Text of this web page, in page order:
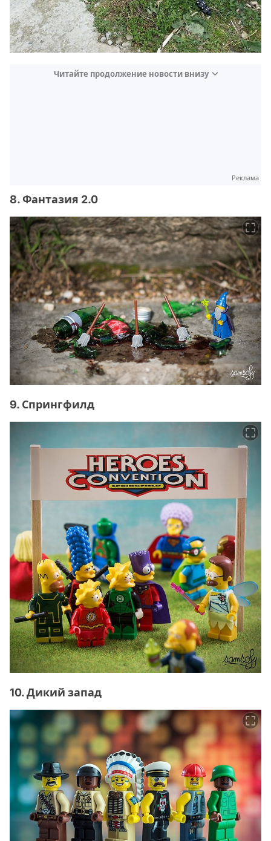
Читайте продолжение новости внизу
Реклама
8. Фантазия 2.0
9. Спрингфилд
10. Дикий запад